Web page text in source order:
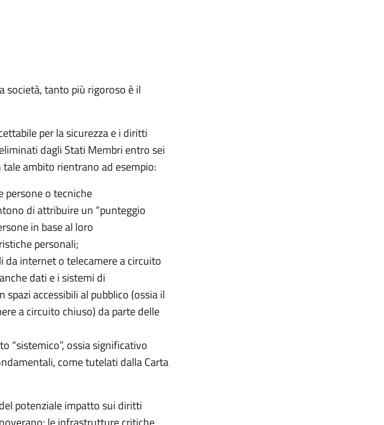
società, tanto più rigoroso è il
per la sicurezza e i diritti
dagli Stati Membri entro sei
ambito rientrano ad esempio:
persone o tecniche
di attribuire un “punteggio
in base al loro
personali;
da internet o telecamere a circuito
dati e i sistemi di
accessibili al pubblico (ossia il
a circuito chiuso) da parte delle
“sistemico”, ossia significativo
come tutelati dalla Carta
potenziale impatto sui diritti